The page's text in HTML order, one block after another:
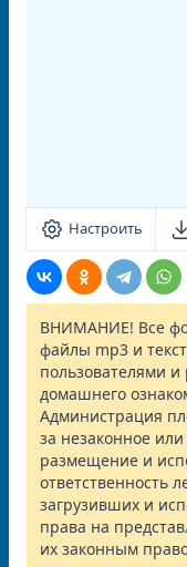
Настроить
ВНИМАНИЕ! Все
файлы mp3 и
пользователями
домашнего
Администрация
за незаконное
размещение и
ответственность
загрузивших и
права на
их законным